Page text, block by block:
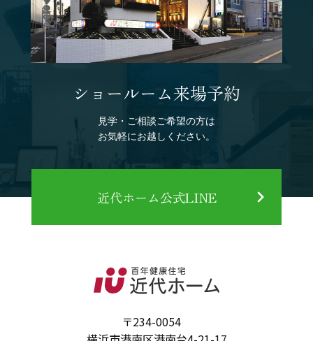
ショールーム来場予約
見学・ご相談ご希望の方は
お気軽にお越しください。
近代ホーム公式LINE
〒234-0054